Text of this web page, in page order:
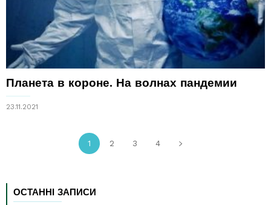
Планета в короне. На волнах пандемии
23.11.2021
1 2 3 4
ОСТАННІ ЗАПИСИ